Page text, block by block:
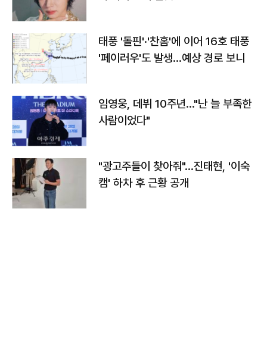
태풍 '돌핀'·'찬홈'에 이어 16호 태풍
'페이러우'도 발생…예상 경로 보니
임영웅, 데뷔 10주년…"난 늘 부족한
사람이었다"
"광고주들이 찾아줘"…진태현, '이숙
캠' 하차 후 근황 공개